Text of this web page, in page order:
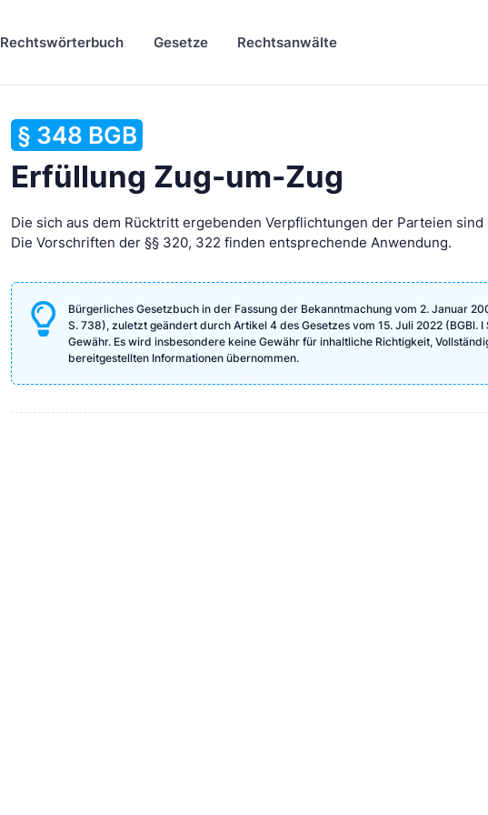
Rechtswörterbuch Gesetze Rechtsanwälte
§ 348 BGB
Erfüllung Zug-um-Zug
Die sich aus dem Rücktritt ergebenden Verpflichtungen der Parteien
Die Vorschriften der §§ 320, 322 finden entsprechende Anwendung.
Bürgerliches Gesetzbuch in der Fassung der Bekanntmachung vom 2. Januar
S. 738), zuletzt geändert durch Artikel 4 des Gesetzes vom 15. Juli 2022 (BGBl. I
Gewähr. Es wird insbesondere keine Gewähr für inhaltliche Richtigkeit,
bereitgestellten Informationen übernommen.